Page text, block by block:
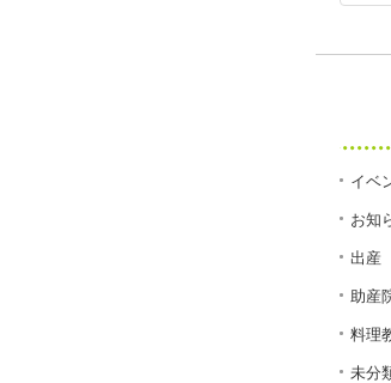
イベ
お知
出産
助産
料理
未分